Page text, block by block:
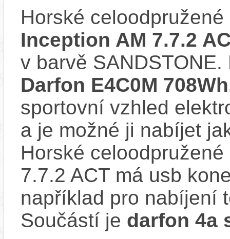
Horské
Inception AM 7.7.2
v barvě
Darfon E4C0M
sportovní vzhled
a je možné ji nabíjet
Horské
7.7.2 ACT má usb
například pro nabíjení
Součástí je darfon 4a